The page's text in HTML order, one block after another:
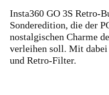
Insta360 GO 3S Retro-
Sonderedition, die der
nostalgischen Charme
verleihen soll. Mit
und Retro-Filter.